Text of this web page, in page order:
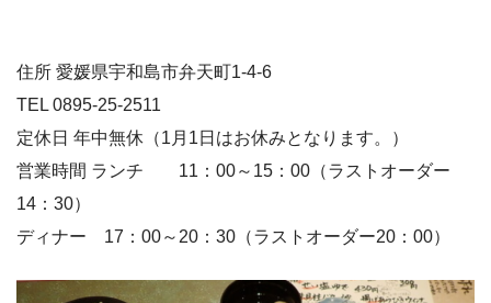
住所 愛媛県宇和島市弁天町1-4-6
TEL 0895-25-2511
定休日 年中無休（1月1日はお休みとなります。）
営業時間 ランチ 11：00～15：00（ラストオーダー
14：30）
ディナー 17：00～20：30（ラストオーダー20：00）